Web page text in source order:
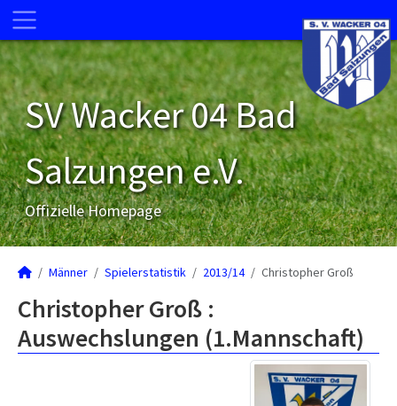
SV Wacker 04 Bad
Salzungen e.V.
Offizielle Homepage
Männer Spielerstatistik 2013/14 Christopher Groß
Christopher Groß :
Auswechslungen (1.Mannschaft)